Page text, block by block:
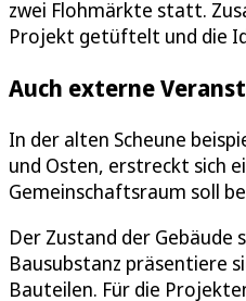
zwei Flohmärkte statt.
Projekt getüftelt und die
Auch externe
In der alten Scheune
und Osten, erstreckt sich
Gemeinschaftsraum soll
Der Zustand der Gebäude
Bausubstanz präsentiere
Bauteilen. Für die